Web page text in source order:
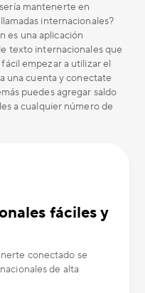
mantenerte en
internacionales?
es una aplicación
texto internacionales que
empezar a utilizar el
una cuenta y conectate
puedes agregar saldo
a cualquier número de
fáciles y
conectado se
de alta